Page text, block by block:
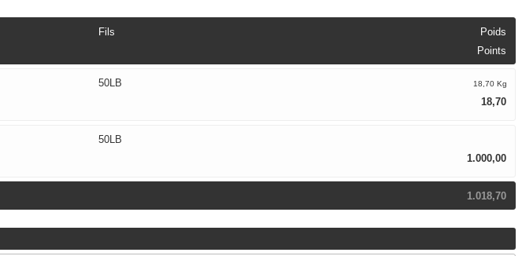
Fils
Poids
Points
50LB 18,70 Kg
18,70
50LB
1.000,00
1.018,70